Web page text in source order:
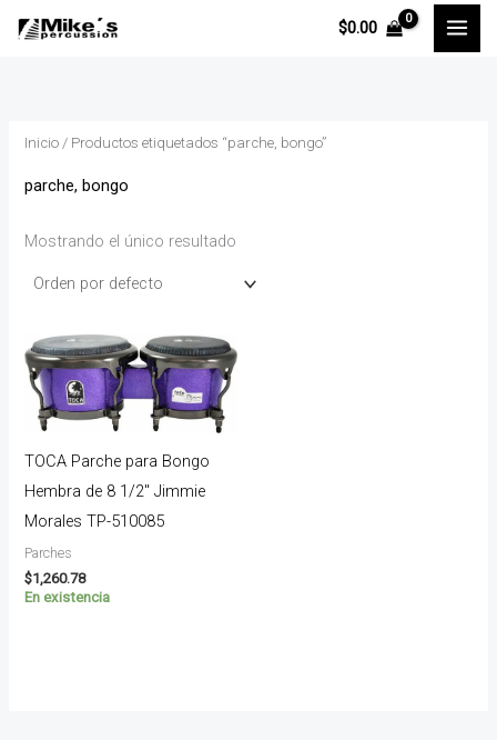
$0.00
Inicio / Productos etiquetados “parche, bongo”
parche, bongo
Mostrando el único resultado
TOCA Parche para Bongo
Hembra de 8 1/2″ Jimmie
Morales TP-510085
Parches
$1,260.78
En existencia